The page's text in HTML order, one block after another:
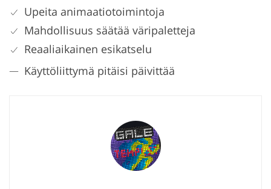
Upeita animaatiotoimintoja
Mahdollisuus säätää väripaletteja
Reaaliaikainen esikatselu
Käyttöliittymä pitäisi päivittää